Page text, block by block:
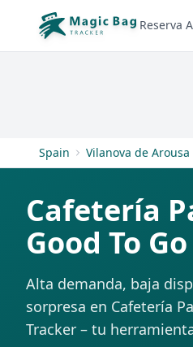
Reserva
Spain Vilanova de Arousa
Cafetería
Good To Go
Alta demanda, baja
sorpresa en Cafetería
Tracker – tu